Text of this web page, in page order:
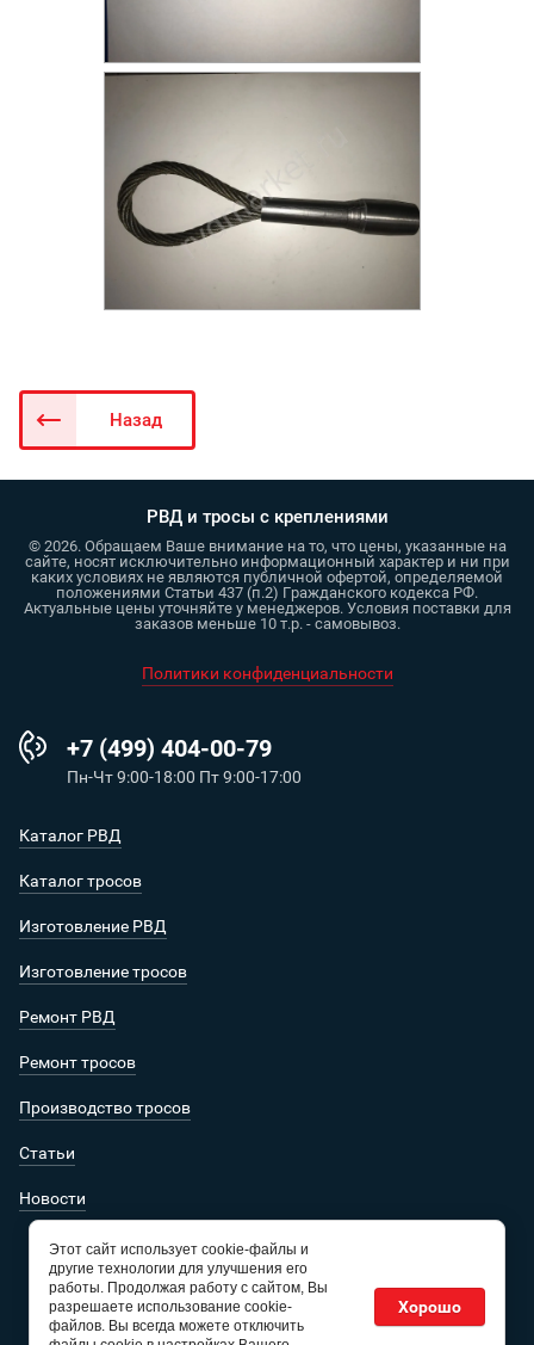
Назад
РВД и тросы с креплениями
© 2026. Обращаем Ваше внимание на то, что цены, указанные на
сайте, носят исключительно информационный характер и ни при
каких условиях не являются публичной офертой, определяемой
положениями Статьи 437 (п.2) Гражданского кодекса РФ.
Актуальные цены уточняйте у менеджеров. Условия поставки для
заказов меньше 10 т.р. - самовывоз.
Политики конфиденциальности
+7 (499) 404-00-79
Пн-Чт 9:00-18:00 Пт 9:00-17:00
Каталог РВД
Каталог тросов
Изготовление РВД
Изготовление тросов
Ремонт РВД
Ремонт тросов
Производство тросов
Статьи
Новости
Этот сайт использует cookie-файлы и
другие технологии для улучшения его
работы. Продолжая работу с сайтом, Вы
разрешаете использование cookie-
файлов. Вы всегда можете отключить
Хорошо